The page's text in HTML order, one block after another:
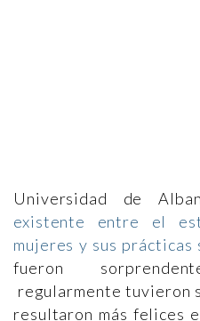
Universidad de
existente entre el
mujeres y sus prácticas
fueron
regularmente tuvieron
resultaron más felices